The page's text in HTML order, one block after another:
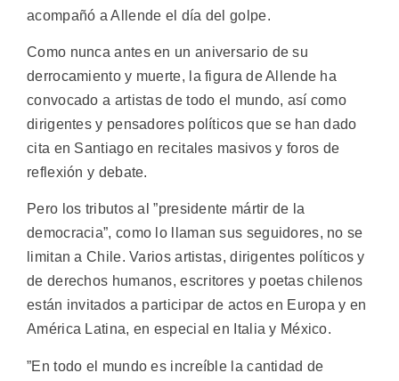
acompañó a Allende el día del golpe.
Como nunca antes en un aniversario de su
derrocamiento y muerte, la figura de Allende ha
convocado a artistas de todo el mundo, así como
dirigentes y pensadores políticos que se han dado
cita en Santiago en recitales masivos y foros de
reflexión y debate.
Pero los tributos al ”presidente mártir de la
democracia”, como lo llaman sus seguidores, no se
limitan a Chile. Varios artistas, dirigentes políticos y
de derechos humanos, escritores y poetas chilenos
están invitados a participar de actos en Europa y en
América Latina, en especial en Italia y México.
”En todo el mundo es increíble la cantidad de